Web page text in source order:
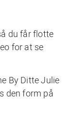
du får flotte
for at se
By Ditte Julie
den form på